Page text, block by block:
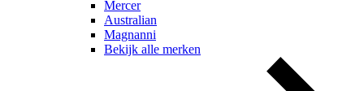
Mercer
Australian
Magnanni
Bekijk alle merken